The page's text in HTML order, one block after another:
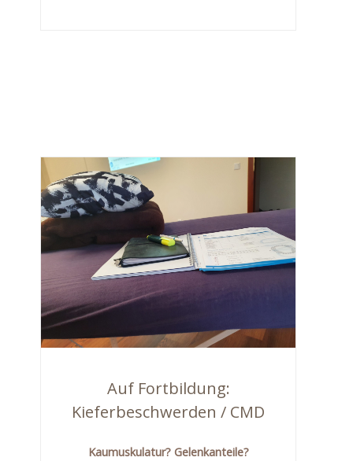
Auf Fortbildung:
Kieferbeschwerden / CMD
Kaumuskulatur? Gelenkanteile?